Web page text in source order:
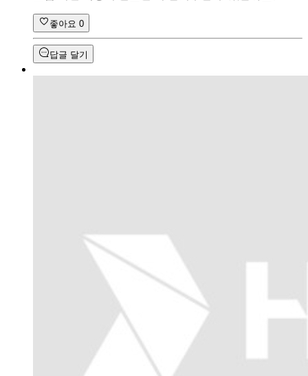
좋아요 0
답글 달기